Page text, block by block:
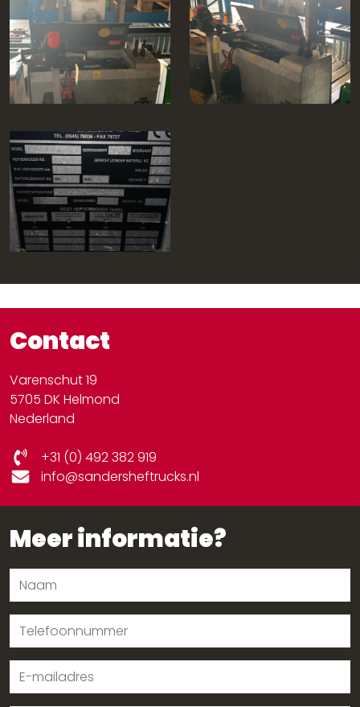
Contact
Varenschut 19
5705 DK Helmond
Nederland
+31 (0) 492 382 919
info@sandersheftrucks.nl
Meer informatie?